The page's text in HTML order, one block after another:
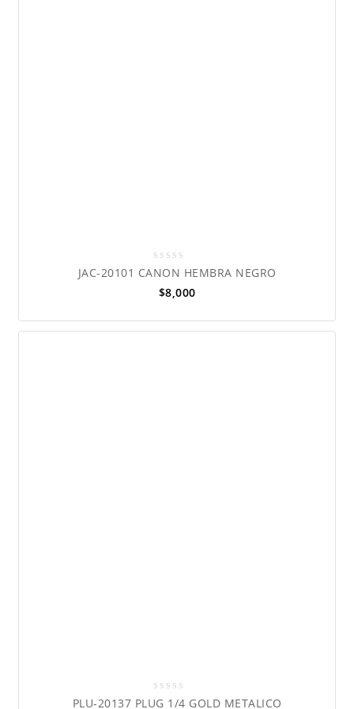
0
out
of
JAC-20101 CANON HEMBRA NEGRO
$8,000
0
PLU-20137 PLUG 1/4 GOLD METALICO